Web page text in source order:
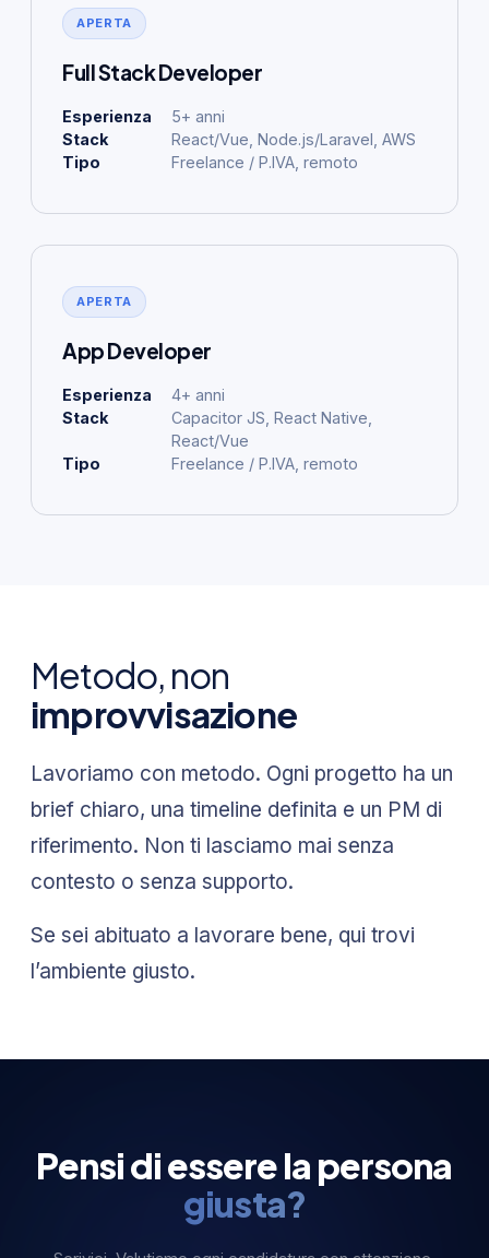
APERTA
Full Stack Developer
Esperienza
5+ anni
Stack
React/Vue, Node.js/Laravel, AWS
Tipo
Freelance / P.IVA, remoto
APERTA
App Developer
Esperienza
4+ anni
Stack
Capacitor JS, React Native,
React/Vue
Tipo
Freelance / P.IVA, remoto
Metodo, non
improvvisazione
Lavoriamo con metodo. Ogni progetto ha un
brief chiaro, una timeline definita e un PM di
riferimento. Non ti lasciamo mai senza
contesto o senza supporto.
Se sei abituato a lavorare bene, qui trovi
l’ambiente giusto.
Pensi di essere la persona
giusta?